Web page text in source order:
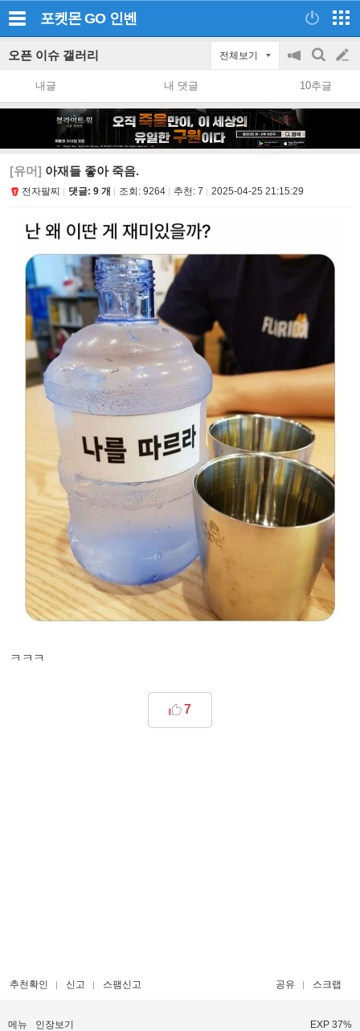
포켓몬 GO 인벤
오픈 이슈 갤러리 전체보기
공
지
on/off
검
색
글
쓰
내글 내 댓글 10추글
[유머] 아재들 좋아 죽음.
전자팔찌 댓글: 9 개 조회: 9264 추천: 7 2025-04-25 21:15:29
ㅋㅋㅋ
7
추천확인 신고 스팸신고 공유 스크랩
메뉴 인장보기 EXP 37%